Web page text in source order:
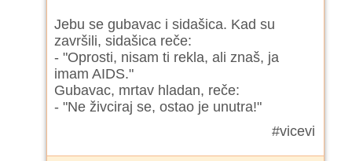
Jebu se gubavac i sidašica. Kad su
završili, sidašica reče:
- "Oprosti, nisam ti rekla, ali znaš, ja
imam AIDS."
Gubavac, mrtav hladan, reče:
- "Ne živciraj se, ostao je unutra!"
#vicevi